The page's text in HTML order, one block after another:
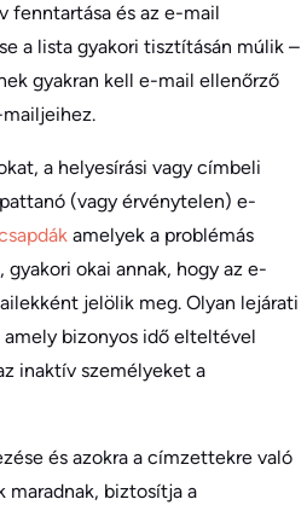
fenntartása és az e-mail
a lista gyakori tisztításán múlik –
gyakran kell e-mail ellenőrző
a helyesírási vagy címbeli
(vagy érvénytelen) e-
amelyek a problémás
okai annak, hogy az e-
jelölik meg. Olyan lejárati
bizonyos idő elteltével
inaktív személyeket a
és azokra a címzettekre való
maradnak, biztosítja a